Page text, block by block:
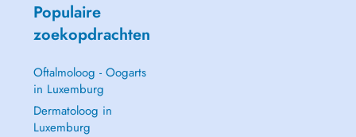
Populaire
zoekopdrachten
Oftalmoloog - Oogarts
in Luxemburg
Dermatoloog in
Luxemburg